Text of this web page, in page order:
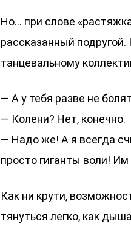
Но… при слове
рассказанный
танцевальному
— А у тебя разве не
— Колени? Нет, конечно.
— Надо же! А я всегда
просто гиганты воли!
Как ни крути,
тянуться легко, как